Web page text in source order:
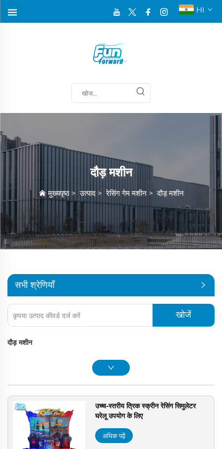
HI
दौड़ मशीन
मुख्यपृष्ठ>उत्पाद>रेसिंग गेम मशीन>दौड़ मशीन
सभी श्रेणियाँ
खोजें
दौड़ मशीन
उच्च-स्तरीय त्रिक स्क्रीन रेसिंग सिमुलेटर
घरेलू उपयोग के लिए
अधिक पढ़ें